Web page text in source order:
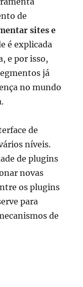
de
sites e
é explicada
e por isso,
já
no mundo
de
níveis.
de plugins
novas
os plugins
para
de